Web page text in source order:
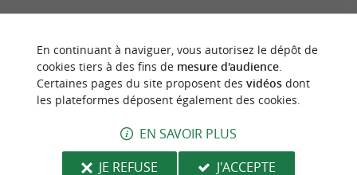
En continuant à naviguer, vous autorisez le dépôt de
cookies tiers à des fins de mesure d'audience.
Certaines pages du site proposent des vidéosdont
les plateformes déposent également des cookies.
EN SAVOIR PLUS
JE REFUSE
J'ACCEPTE